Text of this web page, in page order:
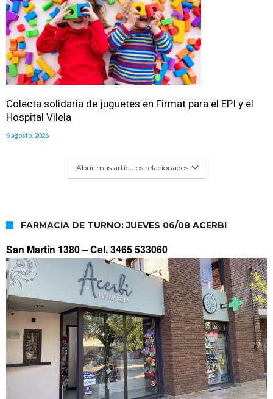
Colecta solidaria de juguetes en Firmat para el EPI y el
Hospital Vilela
6 agosto, 2026
Abrir mas artículos relacionados
FARMACIA DE TURNO: JUEVES 06/08 ACERBI
San Martín 1380 –Cel. 3465 533060